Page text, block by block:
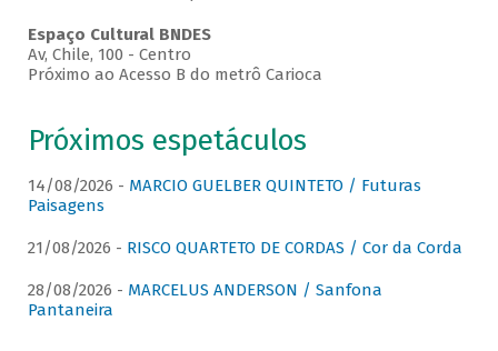
Espaço Cultural BNDES
Av, Chile, 100 - Centro
Próximo ao Acesso B do metrô Carioca
Próximos espetáculos
14/08/2026 - MARCIO GUELBER QUINTETO / Futuras
Paisagens
21/08/2026 - RISCO QUARTETO DE CORDAS / Cor da Corda
28/08/2026 - MARCELUS ANDERSON / Sanfona
Pantaneira